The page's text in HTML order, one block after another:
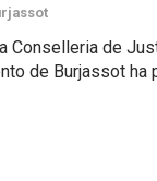
Conselleria de
de Burjassot